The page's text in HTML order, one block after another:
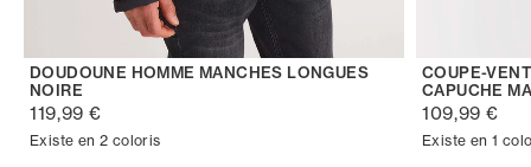
DOUDOUNE HOMME MANCHES LONGUES
NOIRE
119,99 €
Existe en 2 coloris
COUPE-
CAPUCHE
109,99 €
Existe en 1